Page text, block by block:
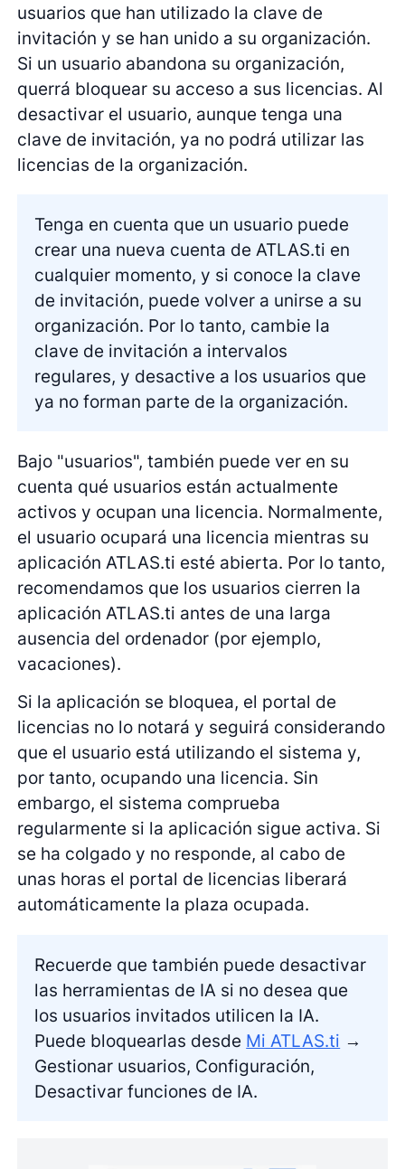
usuarios que han utilizado la clave de
invitación y se han unido a su organización.
Si un usuario abandona su organización,
querrá bloquear su acceso a sus licencias. Al
desactivar el usuario, aunque tenga una
clave de invitación, ya no podrá utilizar las
licencias de la organización.
Tenga en cuenta que un usuario puede
crear una nueva cuenta de ATLAS.ti en
cualquier momento, y si conoce la clave
de invitación, puede volver a unirse a su
organización. Por lo tanto, cambie la
clave de invitación a intervalos
regulares, y desactive a los usuarios que
ya no forman parte de la organización.
Bajo "usuarios", también puede ver en su
cuenta qué usuarios están actualmente
activos y ocupan una licencia. Normalmente,
el usuario ocupará una licencia mientras su
aplicación ATLAS.ti esté abierta. Por lo tanto,
recomendamos que los usuarios cierren la
aplicación ATLAS.ti antes de una larga
ausencia del ordenador (por ejemplo,
vacaciones).
Si la aplicación se bloquea, el portal de
licencias no lo notará y seguirá considerando
que el usuario está utilizando el sistema y,
por tanto, ocupando una licencia. Sin
embargo, el sistema comprueba
regularmente si la aplicación sigue activa. Si
se ha colgado y no responde, al cabo de
unas horas el portal de licencias liberará
automáticamente la plaza ocupada.
Recuerde que también puede desactivar
las herramientas de IA si no desea que
los usuarios invitados utilicen la IA.
Puede bloquearlas desde Mi ATLAS.ti →
Gestionar usuarios, Configuración,
Desactivar funciones de IA.